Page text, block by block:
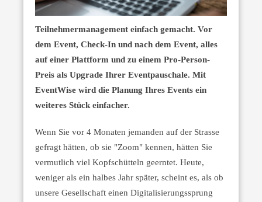
Teilnehmermanagement einfach gemacht. Vor
dem Event, Check-In und nach dem Event, alles
auf einer Plattform und zu einem Pro-Person-
Preis als Upgrade Ihrer Eventpauschale. Mit
EventWise wird die Planung Ihres Events ein
weiteres Stück einfacher.
Wenn Sie vor 4 Monaten jemanden auf der Strasse
gefragt hätten, ob sie "Zoom" kennen, hätten Sie
vermutlich viel Kopfschütteln geerntet. Heute,
weniger als ein halbes Jahr später, scheint es, als ob
unsere Gesellschaft einen Digitalisierungssprung